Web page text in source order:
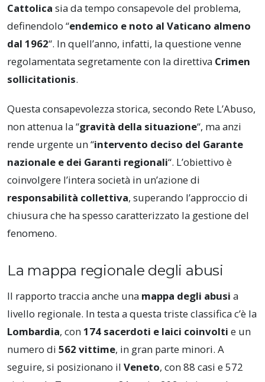
Cattolica sia da tempo consapevole del problema,
definendolo “endemico e noto al Vaticano almeno
dal 1962“. In quell’anno, infatti, la questione venne
regolamentata segretamente con la direttiva Crimen
sollicitationis.
Questa consapevolezza storica, secondo Rete L’Abuso,
non attenua la “gravità della situazione“, ma anzi
rende urgente un “intervento deciso del Garante
nazionale e dei Garanti regionali“. L’obiettivo è
coinvolgere l’intera società in un’azione di
responsabilità collettiva, superando l’approccio di
chiusura che ha spesso caratterizzato la gestione del
fenomeno.
La mappa regionale degli abusi
Il rapporto traccia anche una mappa degli abusi a
livello regionale. In testa a questa triste classifica c’è la
Lombardia, con174 sacerdoti e laici coinvolti e un
numero di 562 vittime, in gran parte minori. A
seguire, si posizionano il Veneto, con 88 casi e 572